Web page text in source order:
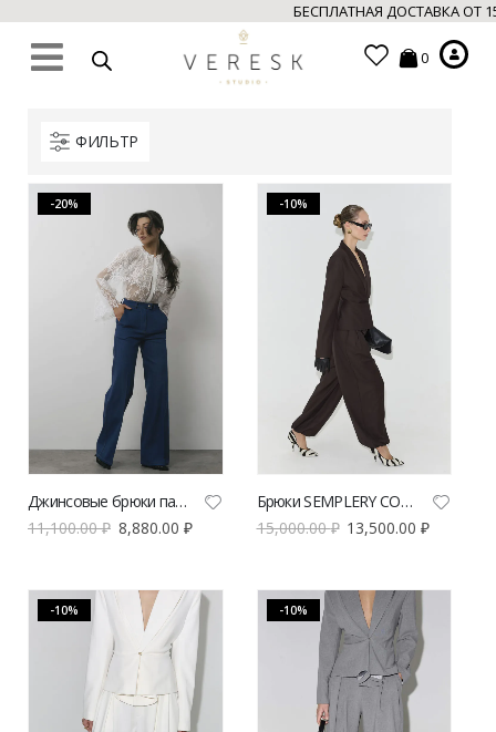
БЕСПЛАТНАЯ ДОСТАВКА ОТ
0
ФИЛЬТР
-20%
Джинсовые брюки палаццо AB Anastasiya Burdyugova с высокой посадкой | VERESK studio
11,100.00₽ 8,880.00 ₽
-10%
Брюки SEMPLERY СОН шоколадного цвета | VERESK studio
15,000.00₽ 13,500.00₽
-10% -10%